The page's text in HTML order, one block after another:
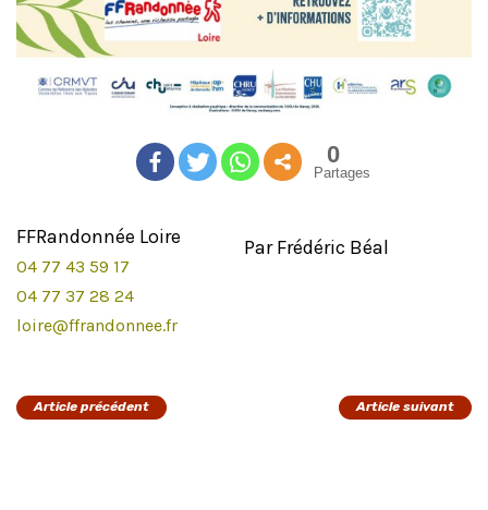
0
Partages
FFRandonnée Loire
04 77 43 59 17
04 77 37 28 24
loire@ffrandonnee.fr
Par Frédéric Béal
Article précédent Article suivant